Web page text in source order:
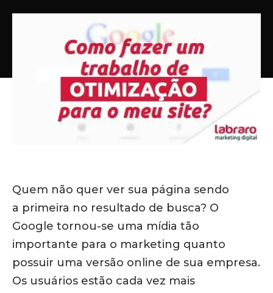
Quem não quer ver sua página sendo
a primeira no resultado de busca? O
Google tornou-se uma mídia tão
importante para o marketing quanto
possuir uma versão online de sua empresa.
Os usuários estão cada vez mais